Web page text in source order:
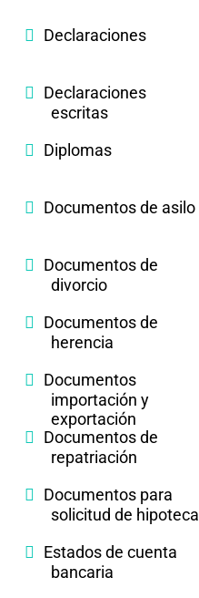
Declaraciones
Declaraciones
escritas
Diplomas
Documentos de asilo
Documentos de
divorcio
Documentos de
herencia
Documentos
importación y
exportación
Documentos de
repatriación
Documentos para
solicitud de hipoteca
Estados de cuenta
bancaria